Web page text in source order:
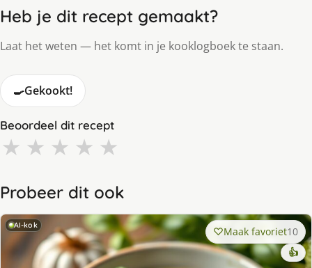
Heb je dit recept gemaakt?
Laat het weten — het komt in je kooklogboek te staan.
🍳Gekookt!
Beoordeel dit recept
★ ★ ★ ★ ★
Probeer dit ook
AI-kok Maak favoriet10
👍